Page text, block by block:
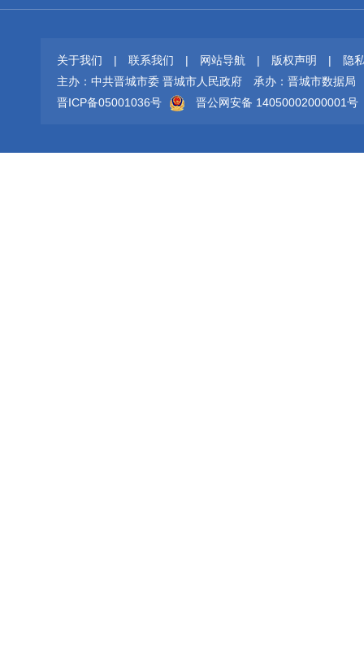
关于我们 | 联系我们 | 网站导航 | 版权声明 |
隐
主办：中共晋城市委 晋城市人民政府
承办：晋城市数据局
晋ICP备05001036号
晋公网安备 14050002000001号